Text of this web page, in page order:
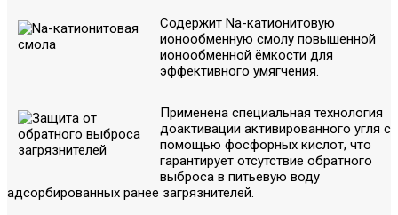
Содержит Na-катионитовую
ионообменную смолу повышенной
ионообменной ёмкости для
эффективного умягчения.
Применена специальная технология
доактивации активированного угля с
помощью фосфорных кислот, что
гарантирует отсутствие обратного
выброса в питьевую воду
адсорбированных ранее загрязнителей.